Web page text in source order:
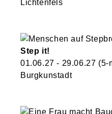
Lichtenfels
Step it!
01.06.27 - 29.06.27 (5-
Burgkunstadt